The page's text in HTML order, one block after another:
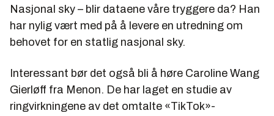
Nasjonal sky – blir dataene våre tryggere da? Han
har nylig vært med på å levere en utredning om
behovet for en statlig nasjonal sky.
Interessant bør det også bli å høre Caroline Wang
Gierløff fra Menon. De har laget en studie av
ringvirkningene av det omtalte «TikTok»-